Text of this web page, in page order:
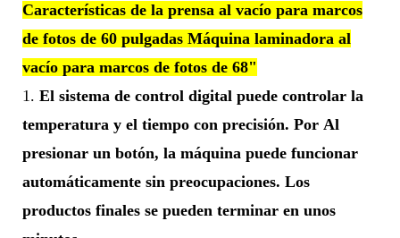
Características de la prensa al vacío para marcos
de fotos de 60 pulgadas Máquina laminadora al
vacío para marcos de fotos de 68"
1. El sistema de control digital puede controlar la
temperatura y el tiempo con precisión. Por Al
presionar un botón, la máquina puede funcionar
automáticamente sin preocupaciones. Los
productos finales se pueden terminar en unos